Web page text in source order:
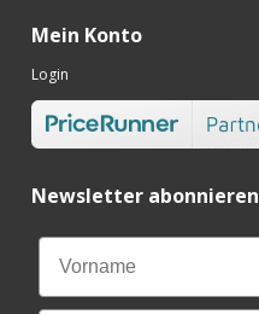
Mein Konto
Login
Newsletter abonnieren